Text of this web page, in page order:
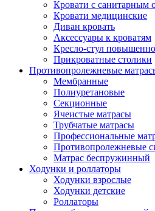
Кровати с санитарным
Кровати медицинские
Диван кровать
Аксессуары к кроватям
Кресло-стул
Прикроватные столики
Противопролежневые
Мембранные
Полиуретановые
Секционные
Ячеистые матрасы
Трубчатые матрасы
Профессиональные
Противопролежневые
Матрас беспружинный
Ходунки и роллаторы
Ходунки взрослые
Ходунки детские
Роллаторы